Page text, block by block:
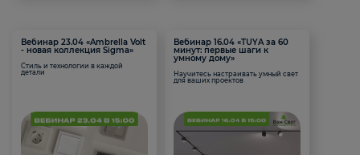
Вебинар 23.04 «Ambrella Volt
- новая коллекция Sigma»
Стиль и технологии в каждой
детали
Вебинар 16.04 «TUYA за 60
минут: первые шаги к
умному дому»
Научитесь настраивать умный свет
для ваших проектов